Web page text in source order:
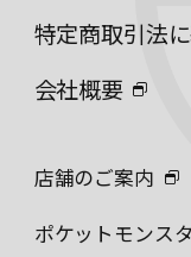
特定商取引法
会社概要
店舗のご案内
ポケットモンス